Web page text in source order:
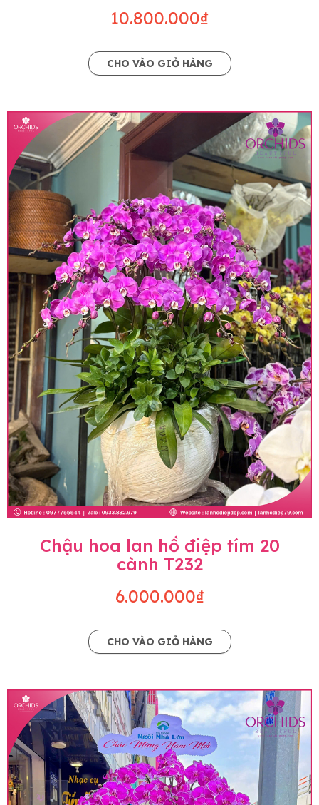
10.800.000₫
CHO VÀO GIỎ HÀNG
Chậu hoa lan hồ điệp tím 20
cành T232
6.000.000₫
CHO VÀO GIỎ HÀNG